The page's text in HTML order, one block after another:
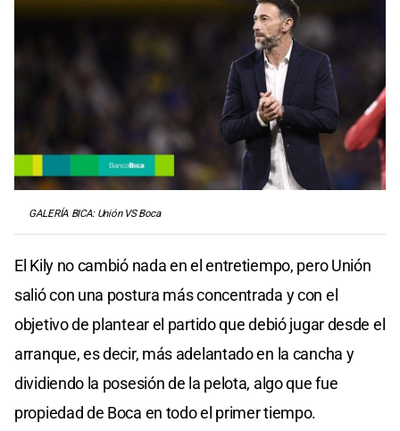
GALERÍA BICA: Unión VS Boca
El Kily no cambió nada en el entretiempo, pero Unión
salió con una postura más concentrada y con el
objetivo de plantear el partido que debió jugar desde el
arranque, es decir, más adelantado en la cancha y
dividiendo la posesión de la pelota, algo que fue
propiedad de Boca en todo el primer tiempo.